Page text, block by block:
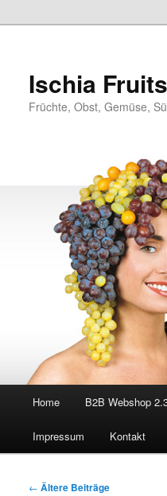
Ischia
Früchte, Obst, Gemüse,
Home B2B Webshop
Impressum Kontakt
Beitragsnavigation
← Ältere Beiträge